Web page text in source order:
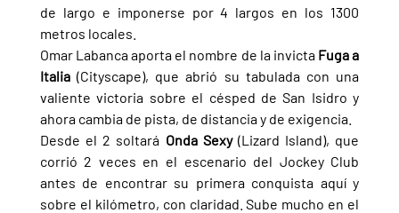
de largo e imponerse por 4 largos en los 1300
metros locales.
Omar Labanca aporta el nombre de la invicta Fuga a
Italia (Cityscape), que abrió su tabulada con una
valiente victoria sobre el césped de San Isidro y
ahora cambia de pista, de distancia y de exigencia.
Desde el 2 soltará Onda Sexy (Lizard Island), que
corrió 2 veces en el escenario del Jockey Club
antes de encontrar su primera conquista aquí y
sobre el kilómetro, con claridad. Sube mucho en el